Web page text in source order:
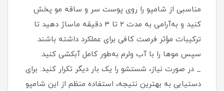
مناسبی از شامپو را روی پوست سر و ساقه مو پخش
کنید و به‌آرامی به مدت ۲ تا ۳ دقیقه ماساژ دهید تا
ترکیبات مؤثر فرصت کافی برای عملکرد داشته باشند.
سپس موها را با آب ولرم به‌طور کامل آبکشی کنید.
_ در صورت نیاز، شستشو را یک بار دیگر تکرار کنید. برای
دستیابی به بهترین نتیجه، استفاده منظم از این شامپو